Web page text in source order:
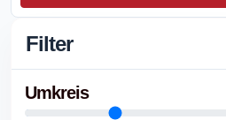
Filter
Umkreis